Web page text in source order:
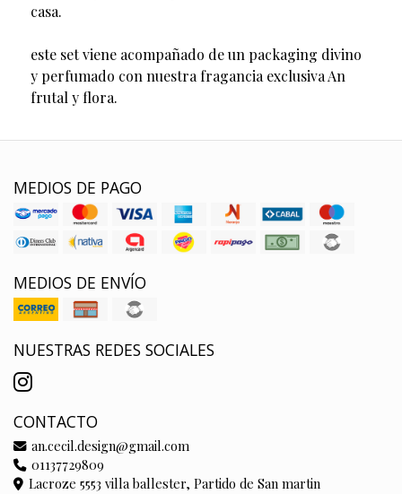
casa.
este set viene acompañado de un packaging divino
y perfumado con nuestra fragancia exclusiva An
frutal y flora.
MEDIOS DE PAGO
MEDIOS DE ENVÍO
NUESTRAS REDES SOCIALES
CONTACTO
an.cecil.design@gmail.com
01137729809
Lacroze 5553 villa ballester, Partido de San martin